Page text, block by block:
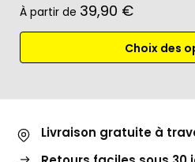
À partir de 39,90 €
Choix des
Livraison gratuite à